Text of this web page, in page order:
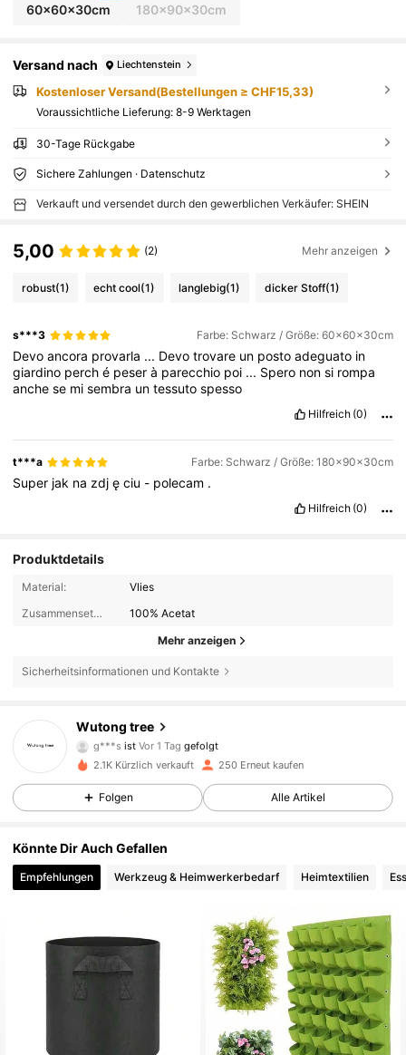
60x60x30cm 180x90x30cm
Versand nach Liechtenstein
Kostenloser Versand(Bestellungen ≥ CHF15,33)
Voraussichtliche Lieferung: 8-9 Werktagen
30-Tage Rückgabe
Sichere Zahlungen · Datenschutz
Verkauft und versendet durch den gewerblichen Verkäufer: SHEIN
5,00 (2) Mehr anzeigen
robust(1) echt cool(1) langlebig(1) dicker Stoff(1)
s***3 Farbe: Schwarz / Größe: 60x60x30cm
Devoancora provarla ... Devotrovare un postoadeguato in
giardino perché peserà parecchio poi ... Spero nonsi rompa
anchese misembra untessutospesso
Hilfreich (0)
t***a Farbe: Schwarz / Größe: 180x90x30cm
Super jak na zdjęciu - polecam .
Hilfreich (0)
Produktdetails
Material:
Vlies
Zusammensetzung:
100% Acetat
Mehr anzeigen
Sicherheitsinformationen und Kontakte
Wutong tree
g***s ist Vor 1 Tag gefolgt
4,82 245 Follower
2.1K Kürzlich verkauft 250 Erneut kaufen
Folgen Alle Artikel
Könnte Dir Auch Gefallen
Empfehlungen Werkzeug & Heimwerkerbedarf Heimtextilien